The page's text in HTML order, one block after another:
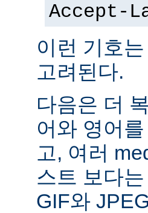
Accept-
이런 기호
고려된다.
다음은 더
어와 영어
고, 여러
스트 보다
GIF와